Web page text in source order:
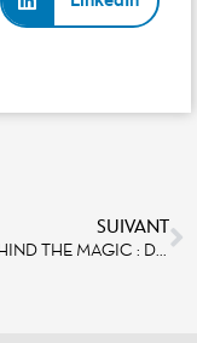
SUIVANT
CAST BEHIND THE MAGIC : DÉCOUVREZ LE PORTRAIT DE HIND RETHORE-JNIENE